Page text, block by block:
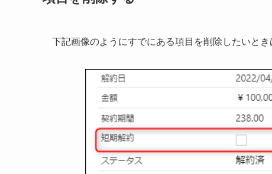
下記画像のようにすでにある項目を削除したいと